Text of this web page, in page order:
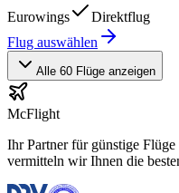
Eurowings
Direktflug
Flug auswählen
Alle 60 Flüge anzeigen
McFlight
Ihr Partner für günstige
vermitteln wir Ihnen die